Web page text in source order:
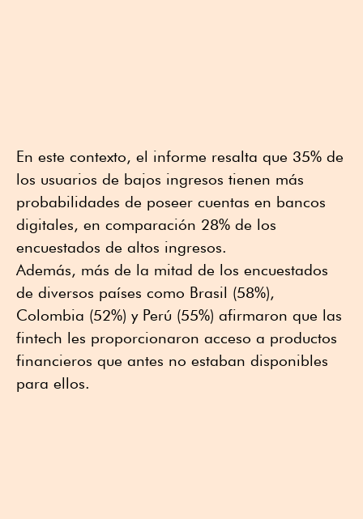
En este contexto, el informe resalta que 35% de
los usuarios de bajos ingresos tienen más
probabilidades de poseer cuentas en bancos
digitales, en comparación 28% de los
encuestados de altos ingresos.
Además, más de la mitad de los encuestados
de diversos países como Brasil (58%),
Colombia (52%) y Perú (55%) afirmaron que las
fintech les proporcionaron acceso a productos
financieros que antes no estaban disponibles
para ellos.